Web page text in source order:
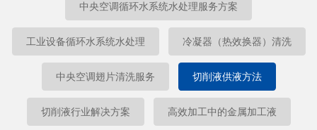
中央空调循环水系统水处理服务方案
工业设备循环水系统水处理 冷凝器（热效换器）清洗
中央空调翅片清洗服务 切削液供液方法
切削液行业解决方案 高效加工中的金属加工液